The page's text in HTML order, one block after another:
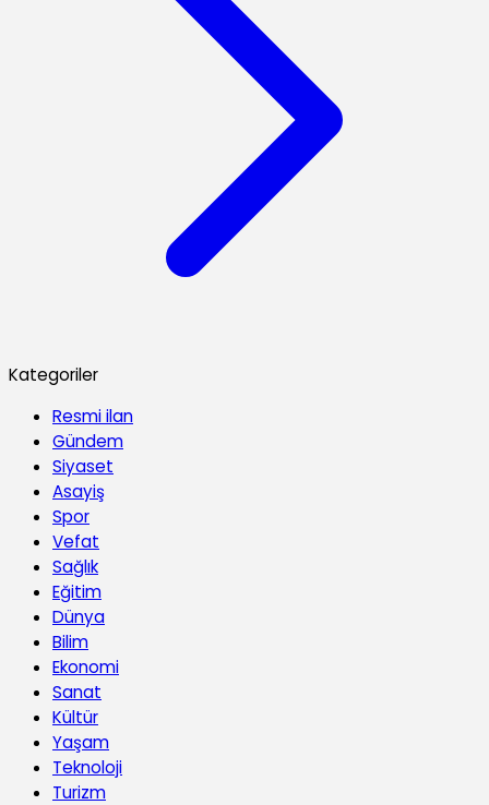
Kategoriler
Resmi ilan
Gündem
Siyaset
Asayiş
Spor
Vefat
Sağlık
Eğitim
Dünya
Bilim
Ekonomi
Sanat
Kültür
Yaşam
Teknoloji
Turizm